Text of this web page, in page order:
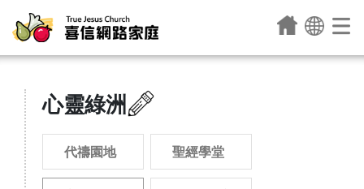
心靈綠洲
代禱園地 聖經學堂